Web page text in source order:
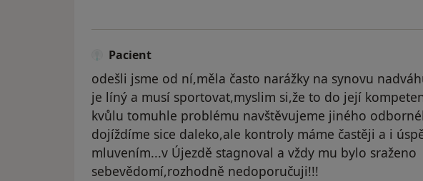
Pacient
odešli jsme od ní,měla často narážky na synovu
je líný a musí sportovat,myslim si,že to do její
kvůlu tomuhle problému navštěvujeme jiného
dojíždíme sice daleko,ale kontroly máme častěji a i
mluvením...v Újezdě stagnoval a vždy mu bylo sraženo
sebevědomí,rozhodně nedoporučuji!!!